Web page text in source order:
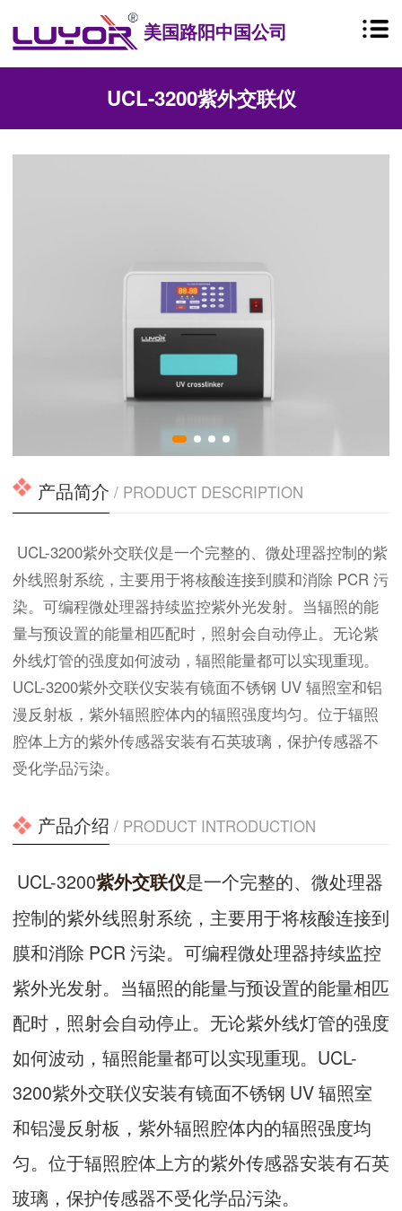
美国路阳中国公司
UCL-3200紫外交联仪
产品简介 / PRODUCT DESCRIPTION
UCL-3200紫外交联仪是一个完整的、微处理器控制的紫
外线照射系统，主要用于将核酸连接到膜和消除 PCR 污
染。可编程微处理器持续监控紫外光发射。当辐照的能
量与预设置的能量相匹配时，照射会自动停止。无论紫
外线灯管的强度如何波动，辐照能量都可以实现重现。
UCL-3200紫外交联仪安装有镜面不锈钢 UV 辐照室和铝
漫反射板，紫外辐照腔体内的辐照强度均匀。位于辐照
腔体上方的紫外传感器安装有石英玻璃，保护传感器不
受化学品污染。
产品介绍 / PRODUCT INTRODUCTION
UCL-3200紫外交联仪是一个完整的、微处理器
控制的紫外线照射系统，主要用于将核酸连接到
膜和消除 PCR 污染。可编程微处理器持续监控
紫外光发射。当辐照的能量与预设置的能量相匹
配时，照射会自动停止。无论紫外线灯管的强度
如何波动，辐照能量都可以实现重现。UCL-
3200紫外交联仪安装有镜面不锈钢 UV 辐照室
和铝漫反射板，紫外辐照腔体内的辐照强度均
匀。位于辐照腔体上方的紫外传感器安装有石英
玻璃，保护传感器不受化学品污染。